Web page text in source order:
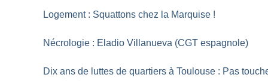
Logement : Squattons chez la Marquise !
Nécrologie : Eladio Villanueva (CGT espagnole)
Dix ans de luttes de quartiers à Toulouse : Pas